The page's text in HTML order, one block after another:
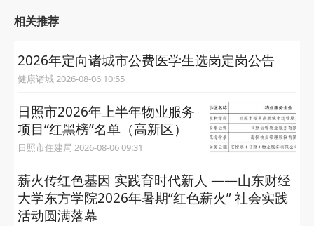
相关推荐
2026年定向诸城市公费医学生选岗定岗公告
健康诸城 2026-08-06 10:55
日照市2026年上半年物业服务
项目“红黑榜”名单（高新区）
日照市住建局 2026-08-06 09:31
薪火传红色基因 实践育时代新人 ——山东财经
大学东方学院2026年暑期“红色薪火” 社会实践
活动圆满落幕